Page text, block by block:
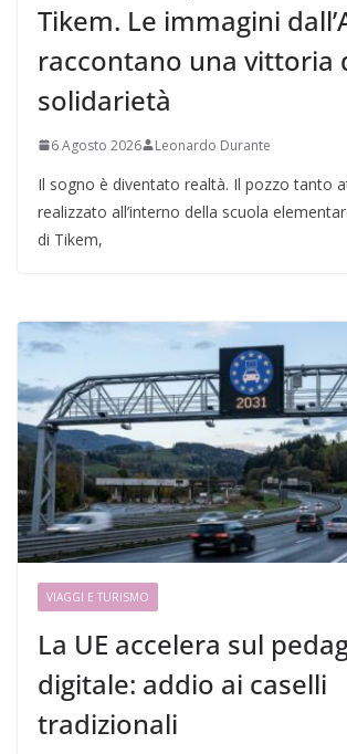
Tikem. Le immagini
raccontano una vittoria
solidarietà
6 Agosto 2026 Leonardo Durante
Il sogno è diventato realtà. Il pozzo tanto
realizzato all’interno della scuola
di Tikem,
VIAGGI E TURISMO
La UE accelera sul
digitale: addio ai caselli
tradizionali